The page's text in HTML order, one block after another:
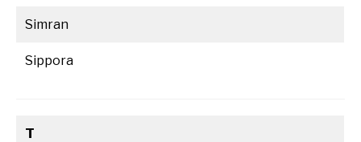
Simran
Sippora
T